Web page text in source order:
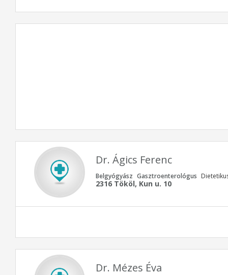
Dr. Ágics Ferenc
Belgyógyász Gasztroenterológus
2316 Tököl, Kun u. 10
Dr. Mézes Éva